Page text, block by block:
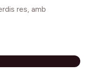
res, amb